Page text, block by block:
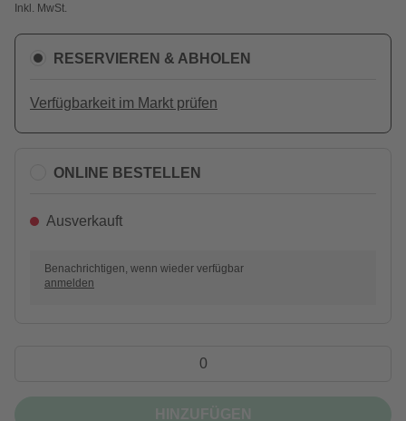
Inkl. MwSt.
RESERVIEREN & ABHOLEN
Verfügbarkeit im Markt prüfen
ONLINE BESTELLEN
Ausverkauft
Benachrichtigen, wenn wieder verfügbar
anmelden